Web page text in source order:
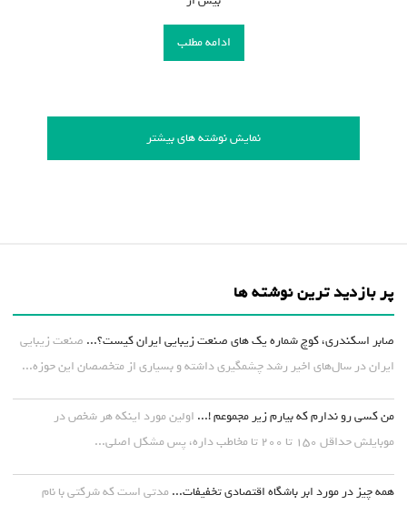
ادامه مطلب
نمایش نوشته های بیشتر
پر بازدید ترین نوشته ها
صابر اسکندری، کوچ شماره یک های صنعت زیبایی ایران کیست؟... صنعت زیبایی
ایران در سال‌های اخیر رشد چشمگیری داشته و بسیاری از متخصصان این حوزه...
من کسی رو ندارم که بیارم زیر مجموعم !... اولین مورد اینکه هر شخص در
موبایلش حداقل ۱۵۰ تا ۲۰۰ تا مخاطب داره، پس مشکل اصلی...
همه چیز در مورد ابر باشگاه اقتصادی تخفیفات... مدتی است که شرکتی با نام